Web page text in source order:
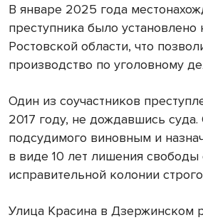
В январе 2025 года
преступника было установлено
Ростовской области, что
производство по уголовному
Один из соучастников
2017 году, не дождавшись
подсудимого виновным и
в виде 10 лет лишения
исправительной колонии
Улица Красина в Дзержинском